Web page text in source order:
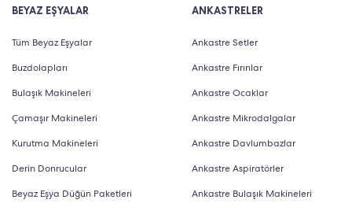
özelliktedir. Eski tip seçenekler ise kuvvete dayalı
BEYAZ EŞYALAR
Tüm Beyaz Eşyalar
Buzdolapları
Bulaşık Makineleri
Çamaşır Makineleri
Kurutma Makineleri
Derin Donrucular
Beyaz Eşya Düğün Paketleri
ANKASTRELER
Ankastre Setler
Ankastre Fırınlar
Ankastre Ocaklar
Ankastre Mikrodalgalar
Ankastre Davlumbazlar
Ankastre Aspiratörler
Ankastre Bulaşık Makineleri